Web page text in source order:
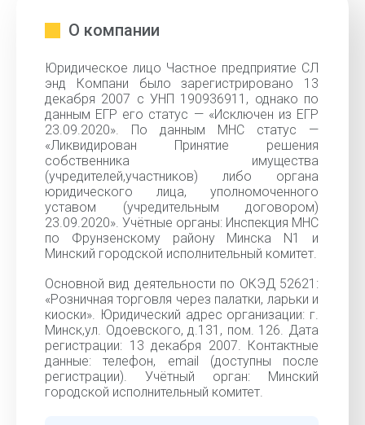
О компании
Юридическое лицо Частное предприятие СЛ
энд Компани было зарегистрировано 13
декабря 2007 с УНП 190936911, однако по
данным ЕГР его статус — «Исключен из ЕГР
23.09.2020». По данным МНС статус —
«Ликвидирован Принятие решения
собственника имущества
(учредителей,участников) либо органа
юридического лица, уполномоченного
уставом (учредительным договором)
23.09.2020». Учётные органы: Инспекция МНС
по Фрунзенскому району Минска N1 и
Минский городской исполнительный комитет.
Основной вид деятельности по ОКЭД 52621:
«Розничная торговля через палатки, ларьки и
киоски». Юридический адрес организации: г.
Минск,ул. Одоевского, д.131, пом. 126. Дата
регистрации: 13 декабря 2007. Контактные
данные: телефон, email (доступны после
регистрации). Учётный орган: Минский
городской исполнительный комитет.